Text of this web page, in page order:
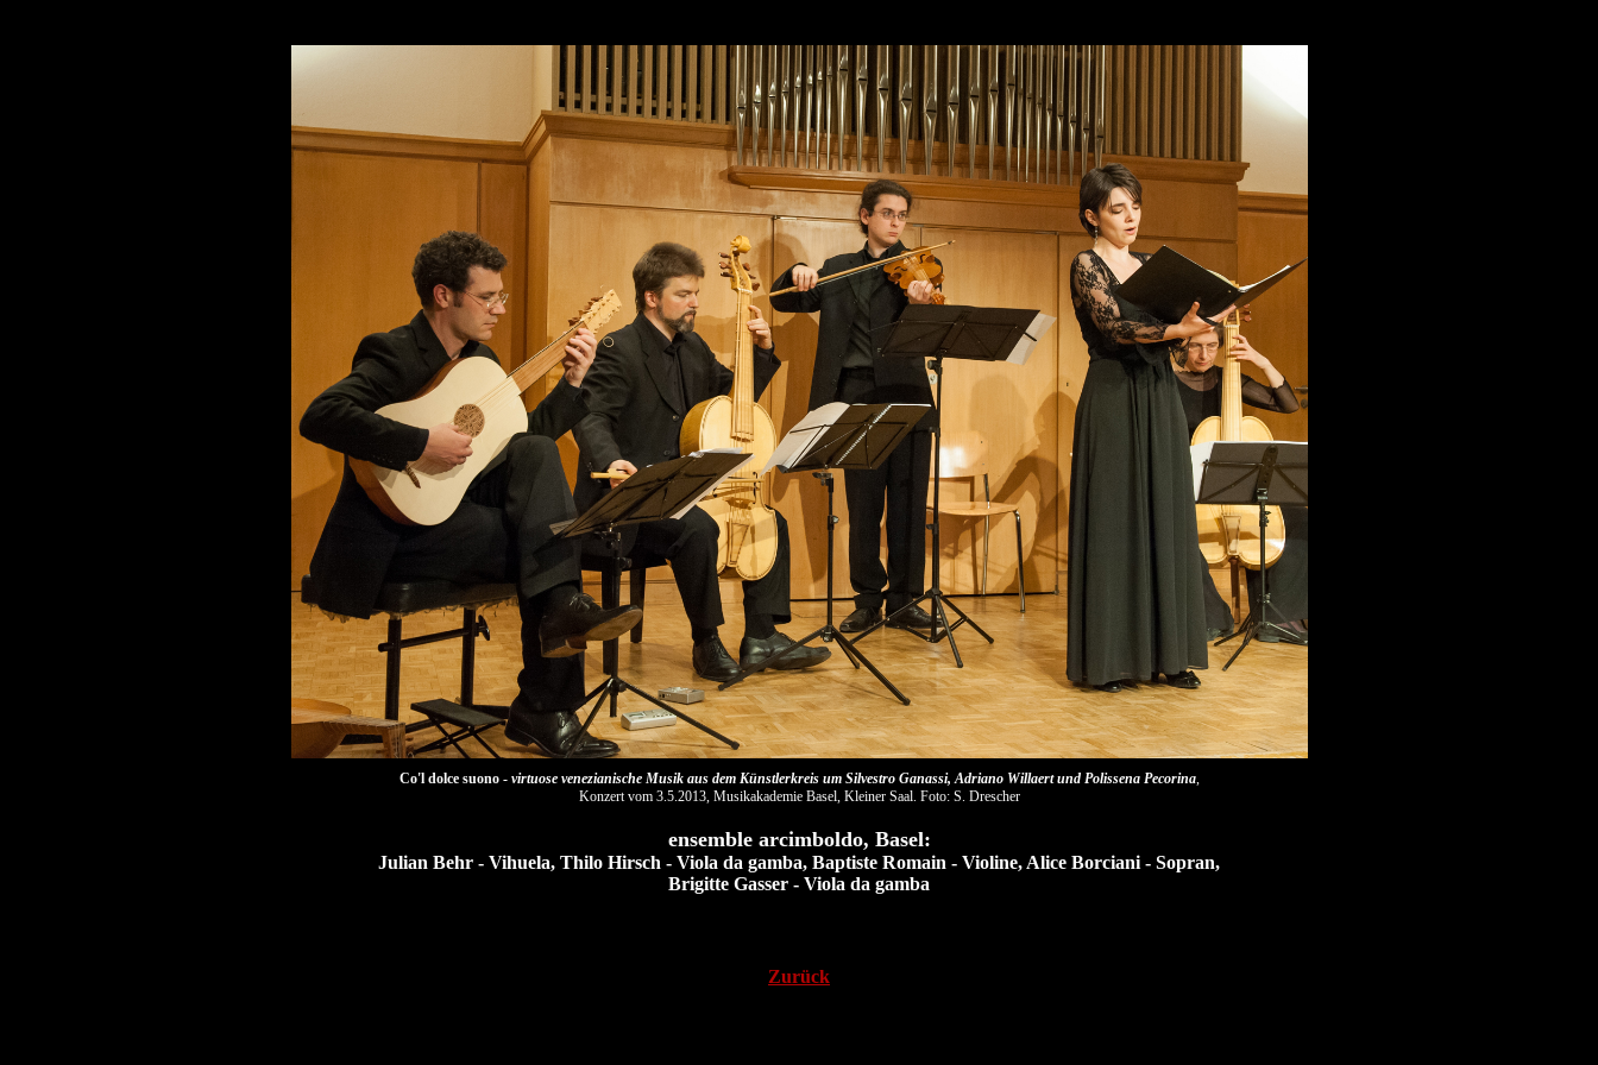
Co'l dolce suono - virtuose venezianische Musik aus dem Künstlerkreis um Silvestro Ganassi, Adriano Willaert und Polissena Pecorina,
Konzert vom 3.5.2013, Musikakademie Basel, Kleiner Saal. Foto: S. Drescher
ensemble arcimboldo, Basel:
Julian Behr - Vihuela, Thilo Hirsch - Viola da gamba, Baptiste Romain - Violine, Alice Borciani - Sopran,
Brigitte Gasser - Viola da gamba
Zurück